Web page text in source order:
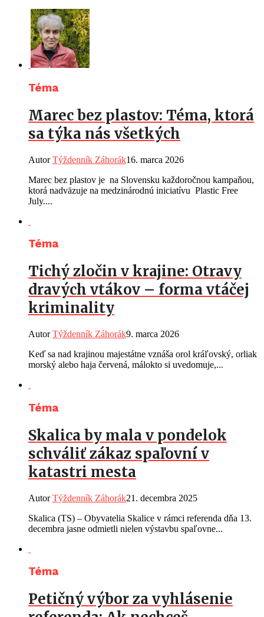
Téma
Marec bez plastov: Téma, ktorá
sa týka nás všetkých
AutorTýždenník Záhorák16. marca 2026
Marec bez plastov je na Slovensku každoročnou kampaňou,
ktorá nadväzuje na medzinárodnú iniciatívu Plastic Free
July....
Téma
Tichý zločin v krajine: Otravy
dravých vtákov – forma vtáčej
kriminality
AutorTýždenník Záhorák9. marca 2026
Keď sa nad krajinou majestátne vznáša orol kráľovský, orliak
morský alebo haja červená, málokto si uvedomuje,...
Téma
Skalica by mala v pondelok
schváliť zákaz spaľovní v
katastri mesta
AutorTýždenník Záhorák21. decembra 2025
Skalica (TS) – Obyvatelia Skalice v rámci referenda dňa 13.
decembra jasne odmietli nielen výstavbu spaľovne...
Téma
Petičný výbor za vyhlásenie